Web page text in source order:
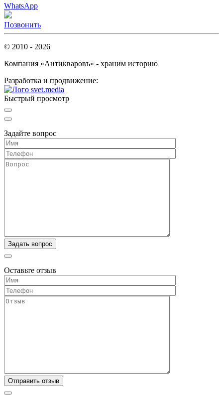
WhatsApp
Позвонить
© 2010 - 2026
Компания «Антикваровъ» - храним историю
Разработка и продвижение:
Быстрый просмотр
Задайте вопрос
Оставьте отзыв